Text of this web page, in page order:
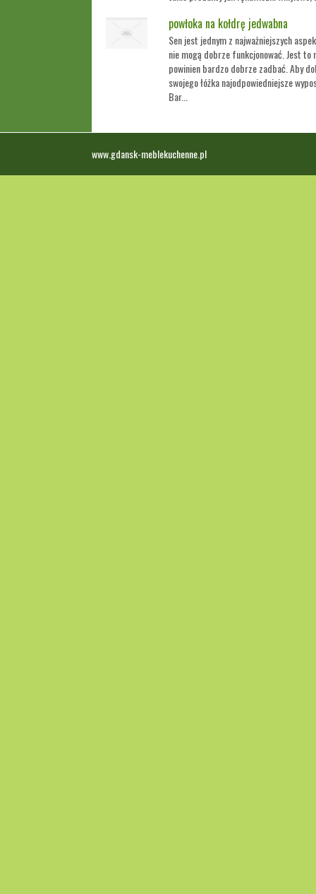
powłoka na kołdrę jedwabna
Sen jest jednym z najważniejszych
nie mogą dobrze funkcjonować. Jest to
powinien bardzo dobrze zadbać. Aby
swojego łóżka najodpowiedniejsze
Bar...
www.gdansk-meblekuchenne.pl